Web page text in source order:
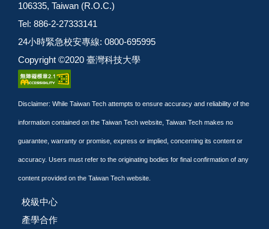
106335, Taiwan (R.O.C.)
Tel: 886-2-27333141
24小時緊急校安專線: 0800-695995
Copyright ©2020 臺灣科技大學
Disclaimer: While Taiwan Tech attempts to ensure accuracy and reliability of the
information contained on the Taiwan Tech website, Taiwan Tech makes no
guarantee, warranty or promise, express or implied, concerning its content or
accuracy. Users must refer to the originating bodies for final confirmation of any
content provided on the Taiwan Tech website.
校級中心
產學合作